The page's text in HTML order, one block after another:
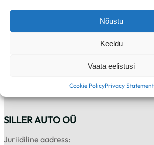
Nõustu
Keeldu
Vaata eelistusi
Cookie PolicyPrivacy Statement
SILLER AUTO OÜ
Juriidiline aadress: